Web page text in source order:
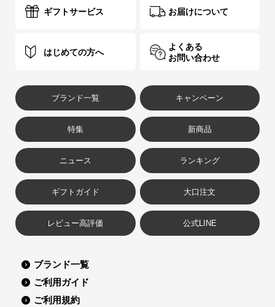
ギフトサービス お届けについて
はじめての方へ
よくある
お問い合わせ
ブランド一覧 キャンペーン
特集 新商品
ニュース ランキング
ギフトガイド 大口注文
レビュー高評価 公式LINE
ブランド一覧
ご利用ガイド
ご利用規約